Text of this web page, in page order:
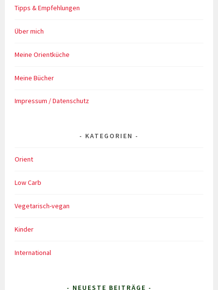
Tipps & Empfehlungen
Über mich
Meine Orientküche
Meine Bücher
Impressum / Datenschutz
KATEGORIEN
Orient
Low Carb
Vegetarisch-vegan
Kinder
International
- NEUESTE BEITRÄGE -